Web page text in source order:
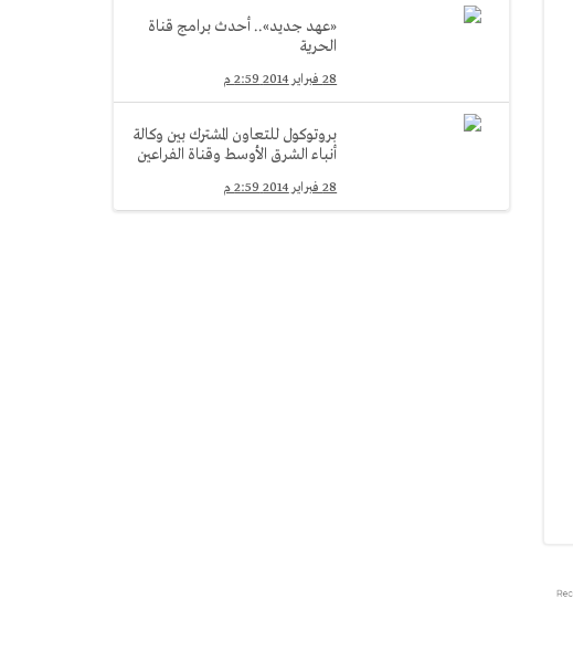
«عهد جديد».. أحدث برامج قناة
الحرية
28 فبراير 2014 2:59 م
بروتوكول للتعاون المشترك بين وكالة
أنباء الشرق الأوسط وقناة الفراعين
28 فبراير 2014 2:59 م